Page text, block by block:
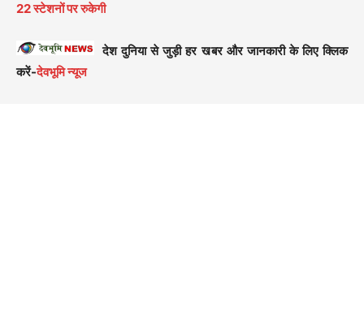
22 स्टेशनों पर रुकेगी
देश दुनिया से जुड़ी हर खबर और जानकारी के लिए क्लिक
करें-देवभूमि न्यूज